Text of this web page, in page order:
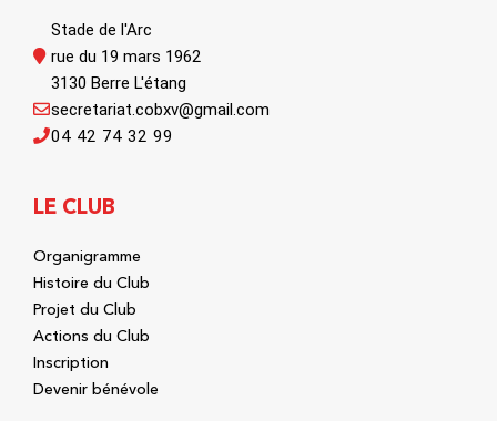
Stade de l'Arc
rue du 19 mars 1962
3130 Berre L'étang
04 42 74 32 99
secretariat.cobxv@gmail.com
LE CLUB
Organigramme
Histoire du Club
Projet du Club
Actions du Club
Inscription
Devenir bénévole